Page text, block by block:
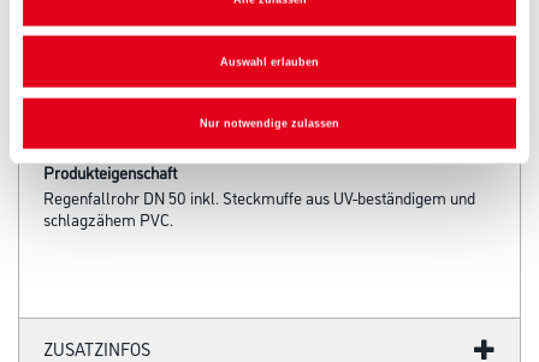
Auswahl erlauben
Nur notwendige zulassen
PRODUKTEIGENSCHAFTEN
Produkteigenschaft
Regenfallrohr DN 50 inkl. Steckmuffe aus UV-beständigem und
schlagzähem PVC.
ZUSATZINFOS